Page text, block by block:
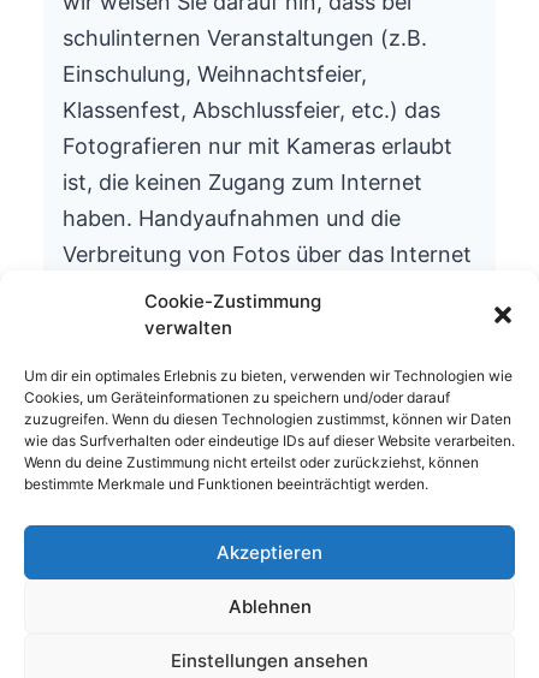
Cookie-Zustimmung
verwalten
Um dir ein optimales Erlebnis zu bieten, verwenden wir Technologien wie
Cookies, um Geräteinformationen zu speichern und/oder darauf
zuzugreifen. Wenn du diesen Technologien zustimmst, können wir Daten
wie das Surfverhalten oder eindeutige IDs auf dieser Website verarbeiten.
Wenn du deine Zustimmung nicht erteilst oder zurückziehst, können
bestimmte Merkmale und Funktionen beeinträchtigt werden.
Akzeptieren
Ablehnen
Einstellungen ansehen
schulinternen Veranstaltungen (z.B.
Einschulung, Weihnachtsfeier,
Klassenfest, Abschlussfeier, etc.) das
Fotografieren nur mit Kameras erlaubt
ist, die keinen Zugang zum Internet
haben. Handyaufnahmen und die
Verbreitung von Fotos über das Internet
ist aus datenschutzrechtlichen Gründen
nicht gestattet.
Wir bitten um Ihr Verständnis.
Die Schulleitung